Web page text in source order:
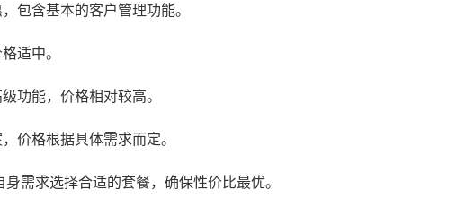
包含基本的客户管理功能。
适中。
功能，价格相对较高。
价格根据具体需求而定。
需求选择合适的套餐，确保性价比最优。